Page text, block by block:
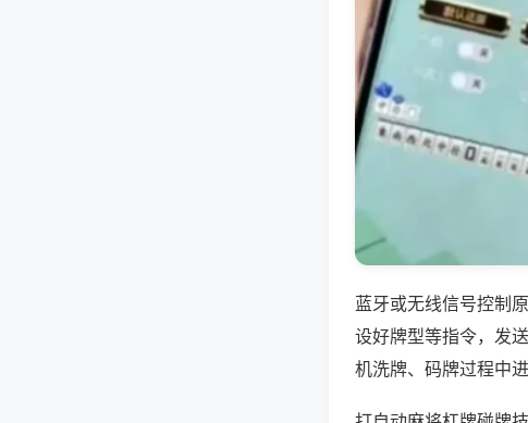
蓝牙或无线信号控制
设好牌型等指令，发
机洗牌、码牌过程中